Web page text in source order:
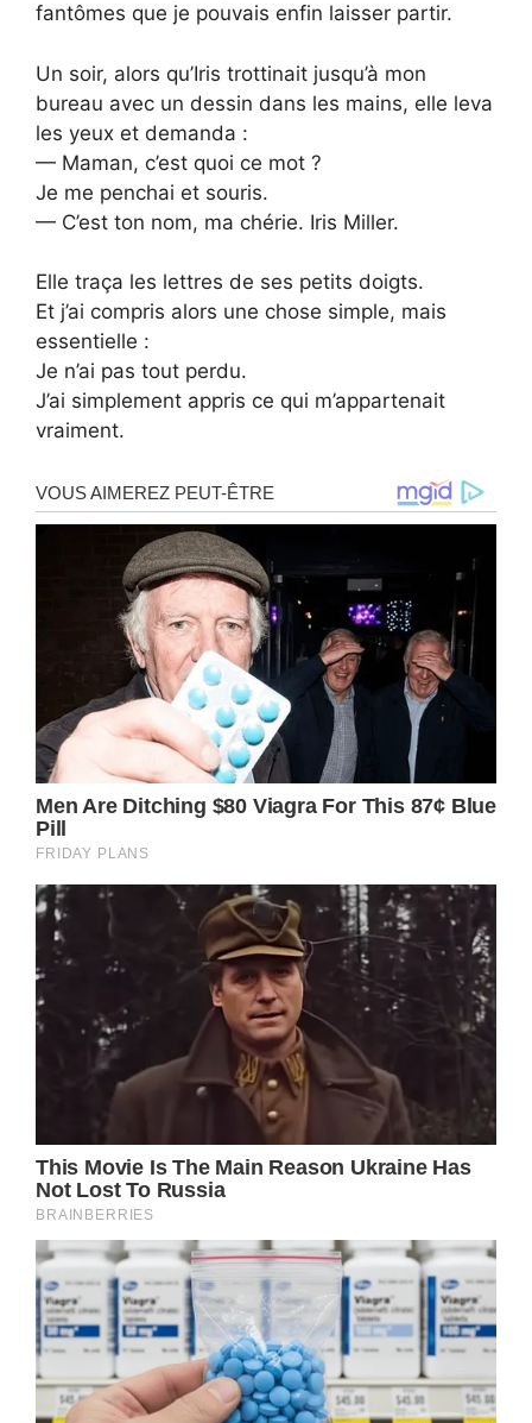
fantômes que je pouvais enfin laisser partir.
Un soir, alors qu’Iris trottinait jusqu’à mon
bureau avec un dessin dans les mains, elle leva
les yeux et demanda :
— Maman, c’est quoi ce mot ?
Je me penchai et souris.
— C’est ton nom, ma chérie. Iris Miller.
Elle traça les lettres de ses petits doigts.
Et j’ai compris alors une chose simple, mais
essentielle :
Je n’ai pas tout perdu.
J’ai simplement appris ce qui m’appartenait
vraiment.